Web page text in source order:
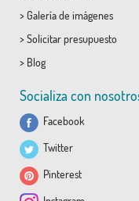
> Galería de imágenes
> Solicitar presupuesto
> Blog
Socializa con
Facebook
Twitter
Pinterest